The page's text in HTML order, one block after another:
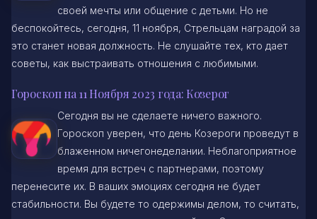
своей мечты или общение с детьми. Но не
беспокойтесь, сегодня, 11 ноября, Стрельцам наградой за
это станет новая должность. Не слушайте тех, кто дает
советы, как выстраивать отношения с любимыми.
Гороскоп на 11 Ноября 2023 года: Козерог
Сегодня вы не сделаете ничего важного.
Гороскоп уверен, что день Козероги проведут в
блаженном ничегонеделании. Неблагоприятное
время для встреч с партнерами, поэтому
перенесите их. В ваших эмоциях сегодня не будет
стабильности. Вы будете то одержимы делом, то считать,